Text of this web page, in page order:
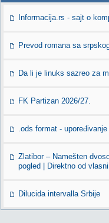
Informacija.rs - sajt o
Prevod romana sa
Da li je linuks sazreo za
FK Partizan 2026/27.
.ods format -
Zlatibor – Namešten
pogled | Direktno od
Dilucida intervalla Srbije